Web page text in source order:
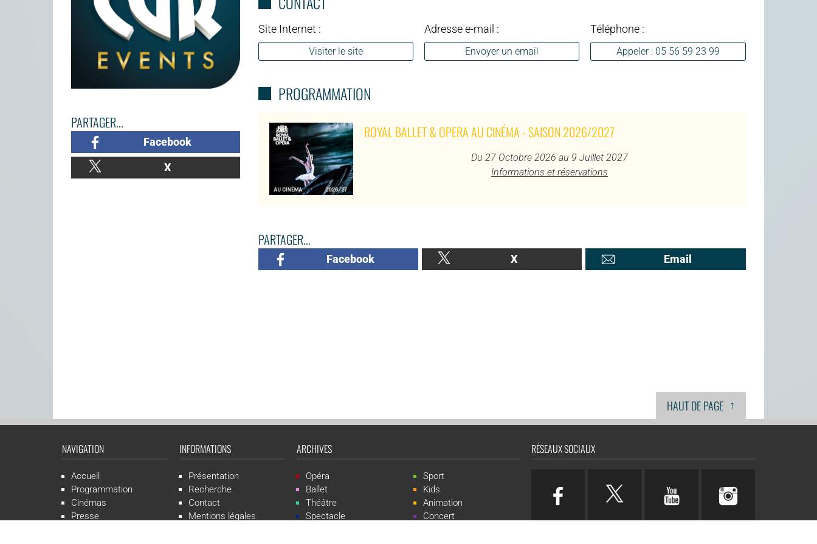
PARTAGER...
Facebook
X
Site Internet :
Visiter le site
Adresse e-mail :
Envoyer un email
Téléphone :
Appeler : 05 56 59 23 99
PROGRAMMATION
ROYAL BALLET & OPERA AU CINÉMA - SAISON 2026/2027
Du 27 Octobre 2026 au 9 Juillet 2027
Informations et réservations
PARTAGER...
Facebook X Email
HAUT DE PAGE ↑
NAVIGATION
Accueil
Programmation
Cinémas
Presse
INFORMATIONS
Présentation
Recherche
Contact
Mentions légales
ARCHIVES
Opéra
Ballet
Théâtre
Spectacle
Sport
Kids
Animation
Concert
RÉSEAUX SOCIAUX